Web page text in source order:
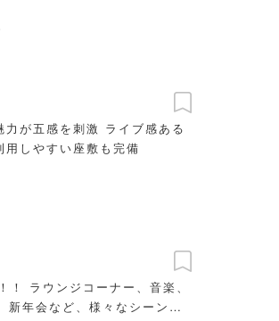
が五感を刺激 ライブ感ある
しやすい座敷も完備
楽、
新年会など、様々なシーンに